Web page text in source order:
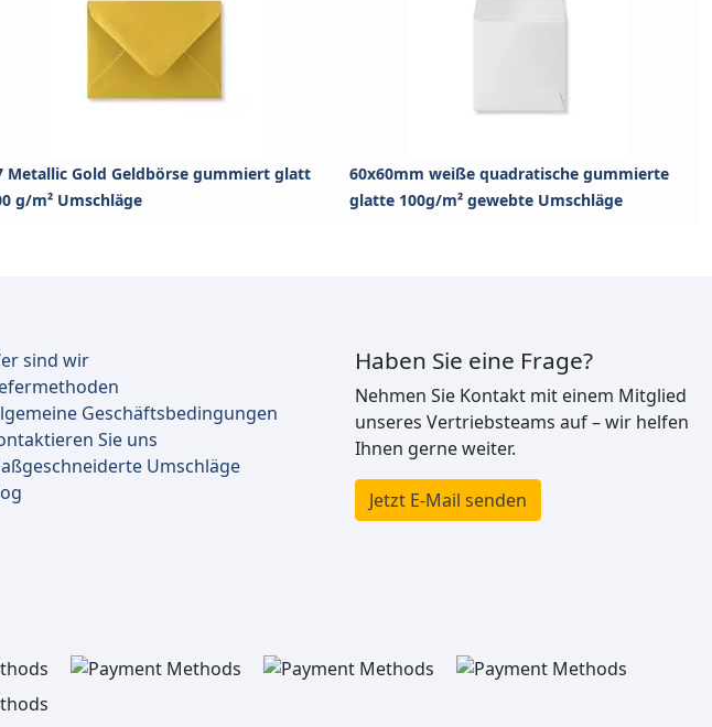
Metallic Gold Geldbörse gummiert glatt
g/m² Umschläge
60x60mm weiße quadratische gummierte
glatte 100g/m² gewebte Umschläge
sind wir
Geschäftsbedingungen
Sie uns
Umschläge
Haben Sie eine Frage?
Nehmen Sie Kontakt mit einem Mitglied
unseres Vertriebsteams auf – wir helfen
Ihnen gerne weiter.
Jetzt E-Mail senden